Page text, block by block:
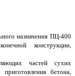
назначения ПЦ-400
конструкции,
частей сухих
бетона,